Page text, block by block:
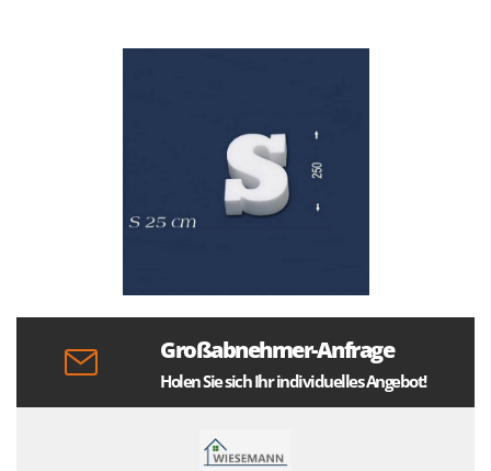
Großabnehmer-Anfrage
Holen Sie sich Ihr individuelles Angebot!